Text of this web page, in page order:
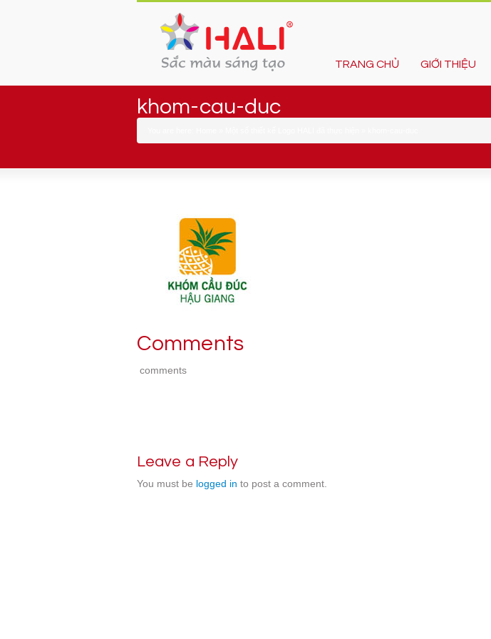
TRANG CHỦ GIỚI THIỆU
khom-cau-duc
Comments
comments
Leave a Reply
You must be logged in to post a comment.